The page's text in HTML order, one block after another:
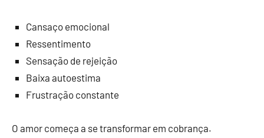
Cansaço emocional
Ressentimento
Sensação de rejeição
Baixa autoestima
Frustração constante
O amor começa a se transformar em cobrança.